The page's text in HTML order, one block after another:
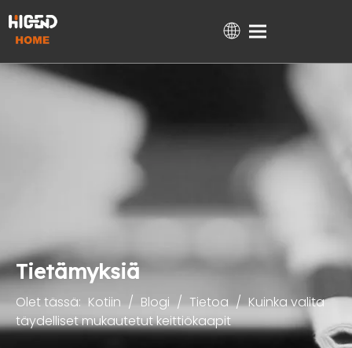
Kotiin
Ota yhteyttä
Tietämyksiä
Olet tässä: Kotiin / Blogi / Tietoa / Kuinka valita
täydelliset mukautetut keittiökaapit